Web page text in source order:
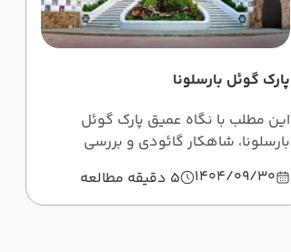
پارک گوئل بارسلونا
این مطلب با نگاه عمیق پارک گوئل
بارسلونا، شاهکار گائودی و بررسی
هزینه‌های بازدید در سال 2025 راهنمای
سفر شماست.
1404/09/30 5 دقیقه مطالعه